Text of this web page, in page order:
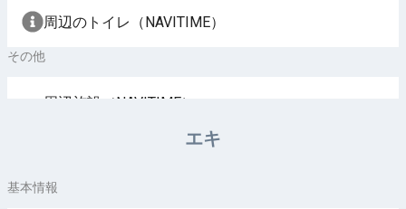
周辺のトイレ（NAVITIME）
その他
周辺施設（NAVITIME）
エキ
基本情報